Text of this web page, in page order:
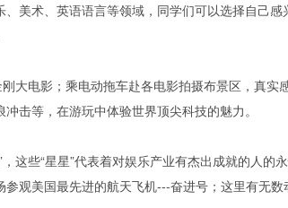
术、英语语言等领域，同学们可以选择自己感
电影；乘电动拖车赴各电影拍摄布景区，真实
击等，在游玩中体验世界顶尖科技的魅力。
“星星”代表着对娱乐产业有杰出成就的人的永
观美国最先进的航天飞机---奋进号；这里有无